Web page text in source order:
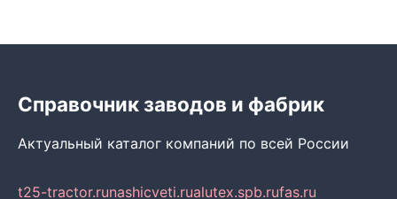
Справочник заводов и фабрик
Актуальный каталог компаний по всей России
t25-tractor.runashicveti.rualutex.spb.rufas.ru